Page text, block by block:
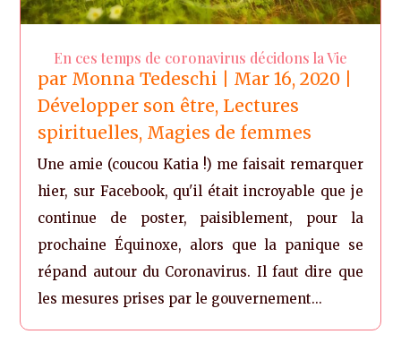
En ces temps de coronavirus décidons la Vie
par Monna Tedeschi Mar 16, 2020
Développer son être, Lectures
spirituelles, Magies de femmes
Une amie (coucou Katia !) me faisait remarquer
hier, sur Facebook, qu'il était incroyable que je
continue de poster, paisiblement, pour la
prochaine Équinoxe, alors que la panique se
répand autour du Coronavirus. Il faut dire que
les mesures prises par le gouvernement...